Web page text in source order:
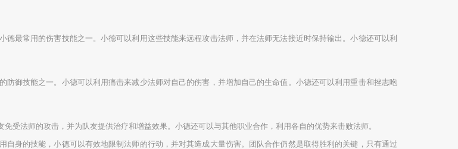
最常用的伤害技能之一。小德可以利用这些技能来远程攻击法师，并在法师无法接近时保持输出。小德还可以利
御技能之一。小德可以利用痛击来减少法师对自己的伤害，并增加自己的生命值。小德还可以利用重击和挫志咆
受法师的攻击，并为队友提供治疗和增益效果。小德还可以与其他职业合作，利用各自的优势来击败法师。
身的技能，小德可以有效地限制法师的行动，并对其造成大量伤害。团队合作仍然是取得胜利的关键，只有通过